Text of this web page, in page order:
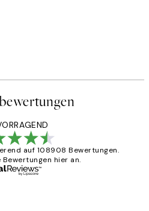
auf 108908 Bewertungen.
hier an.